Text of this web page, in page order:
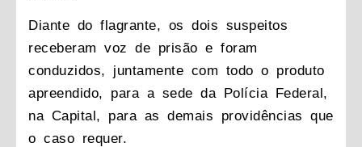
Diante do flagrante, os dois suspeitos
receberam voz de prisão e foram
conduzidos, juntamente com todo o produto
apreendido, para a sede da Polícia Federal,
na Capital, para as demais providências que
o caso requer.